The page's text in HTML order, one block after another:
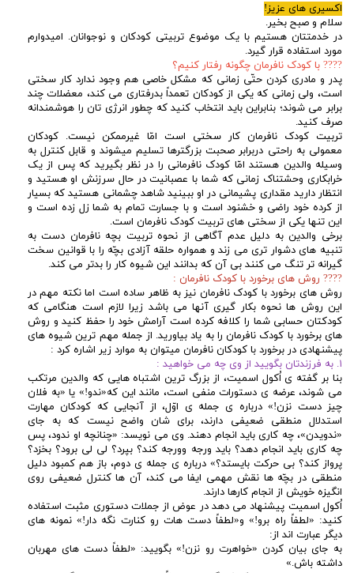
اکسیری های عزیز!
سلام و صبح بخیر.
در خدمتتان هستیم با یک موضوع تربیتی کودکان و نوجوانان. امیدوارم
مورد استفاده قرار گیرد.
???? با کودک نافرمان چگونه رفتار کنیم؟
پدر و مادری کردن حتّی زمانی که مشکل خاصی هم وجود ندارد کار سختی
است، ولی زمانی که یکی از کودکان تعمداً بدرفتاری می کند، معضلات چند
برابر می شوند؛ بنابراین باید انتخاب کنید که چطور انرژی تان را هوشمندانه
صرف کنید.
تربیت کودک نافرمان کار سختی است امّا غیرممکن نیست. کودکان
معمولی به راحتی دربرابر صحبت بزرگترها تسلیم میشوند و قابل کنترل به
وسیله والدین هستند امّا کودک نافرمانی را در نظر بگیرید که پس از یک
خرابکاری وحشتناک زمانی که شما با عصبانیت در حال سرزنش او هستید و
انتظار دارید مقداری پشیمانی در او ببینید شاهد چشمانی هستید که بسیار
از کرده خود راضی و خشنود است و با جسارت تمام به شما زل زده است و
این تنها یکی از سختی های تربیت کودک نافرمان است.
برخی والدین به دلیل عدم آگاهی از نحوه تربیت بچه نافرمان دست به
تنبیه های دشوار تری می زند و همواره حلقه آزادی بچّه را با قوانین سخت
گیرانه تر تنگ می کنند بی آن که بدانند این شیوه کار را بدتر می کند.
???? روش های برخورد با کودک نافرمان :
روش های برخورد با کودک نافرمان نیز به ظاهر ساده است اما نکته مهم در
این روش ها نحوه بکار گیری آنها می باشد زیرا لازم است هنگامی که
کودکتان حسابی شما را کلافه کرده است آرامش خود را حفظ کنید و روش
های برخورد با کودک نافرمان را به یاد بیاورید. از جمله مهم ترین شیوه های
پیشنهادی در برخورد با کودکان نافرمان میتوان به موارد زیر اشاره کرد :
۱. به فرزندتان بگویید از وی چه می خواهید :
بنا بر گفته ی اُکول اسمیت، از بزرگ ترین اشتباه هایی که والدین مرتکب
می شوند، عرضه ی دستورات منفی است، مانند این که«ندو!» یا «به فلان
چیز دست نزن!» درباره ی جمله ی اوّل، از آنجایی که کودکان مهارت
استدلال منطقی ضعیفی دارند، برای شان واضح نیست که به جای
«ندویدن»، چه کاری باید انجام دهند. وی می نویسد: «چنانچه او ندود، پس
چه کاری باید انجام دهد؟ باید ورجه وورجه کند؟ بپرد؟ لی لی برود؟ بخزد؟
پرواز کند؟ بی حرکت بایستد؟» درباره ی جمله ی دوم، باز هم کمبود دلیل
منطقی در بچّه ها نقش مهمی ایفا می کند، آن ها کنترل ضعیفی روی
انگيزه خویش از انجام کارها دارند.
اُکول اسمیت پیشنهاد می دهد در عوض از جملات دستوری مثبت استفاده
کنید: «لطفاً راه برو!» و«لطفاً دست هات رو کنارت نگه دار!» نمونه های
ديگر عبارت اند از:
به جای بیان کردن «خواهرت رو نزن!» بگویید: «لطفاً دست های مهربان
داشته باش.»